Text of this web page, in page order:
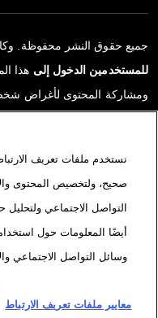
جميع حقوق النشر محفوظة.
للمستخدمين الدخول إلى هذا
ومشاركة المحتوى لأغراض
ترخيص محددة موقعة مع وكالة
التقارير، والتي لم تنتجها
اللازم كعناصر إثبات لمحتوى
حقوق من المؤلفين أو مالكي
مسؤوليّة في هذا الصدد. وكالة
نستخدم ملفات تعريف
صحيح، ولتخصيص المحتوى
التواصل الاجتماعي
أيضًا المعلومات حول
وسائل التواصل الاجتماعي
معايير ملفات تعريف الارتباط